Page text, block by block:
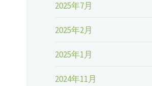
2025年7月
2025年2月
2025年1月
2024年11月